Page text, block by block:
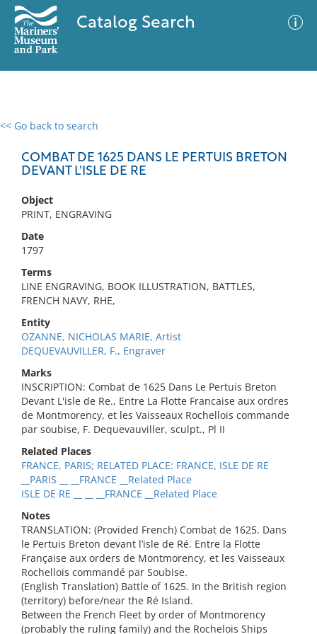
Catalog Search
<< Go back to search
COMBAT DE 1625 DANS LE PERTUIS BRETON
DEVANT L'ISLE DE RE
Object
PRINT, ENGRAVING
Date
1797
Terms
LINE ENGRAVING, BOOK ILLUSTRATION, BATTLES,
FRENCH NAVY, RHE,
Entity
OZANNE, NICHOLAS MARIE, Artist
DEQUEVAUVILLER, F., Engraver
Marks
INSCRIPTION: Combat de 1625 Dans Le Pertuis Breton
Devant L'isle de Re., Entre La Flotte Francaise aux ordres
de Montmorency, et les Vaisseaux Rochellois commande
par soubise, F. Dequevauviller, sculpt., Pl II
Related Places
FRANCE, PARIS; RELATED PLACE: FRANCE, ISLE DE RE
__PARIS __ __FRANCE __Related Place
ISLE DE RE __ __ __FRANCE __Related Place
Notes
TRANSLATION: (Provided French) Combat de 1625. Dans
le Pertuis Breton devant l’isle de Ré. Entre la Flotte
Française aux orders de Montmorency, et les Vaisseaux
Rochellois commandé par Soubise.
(English Translation) Battle of 1625. In the British region
(territory) before/near the Ré Island.
Between the French Fleet by order of Montmorency
(probably the ruling family) and the Rochelois Ships
0 results
No results meet your criteria